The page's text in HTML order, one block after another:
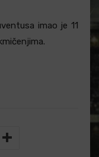
imao je 11